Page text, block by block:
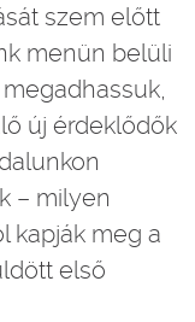
szem előtt
menün belüli
új érdeklődők
– milyen
kapják meg a
első